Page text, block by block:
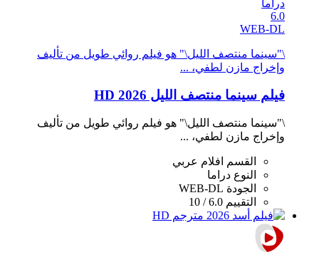
دراما
6.0
WEB-DL
\"سينما منتصف الليل\" هو فيلم روائي طويل من تأليف
وإخراج مازن لطفي، ...
فيلم سينما منتصف الليل 2026 HD
\"سينما منتصف الليل\" هو فيلم روائي طويل من تأليف
وإخراج مازن لطفي، ...
القسم
افلام عربي
النوع دراما
الجودة WEB-DL
التقييم 6.0 / 10